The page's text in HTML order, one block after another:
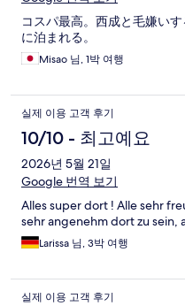
コスパ最高。西成と毛嫌い
に泊まれる。
Misao 님, 1박 여행
실제 이용 고객 후기
10/10 - 최고예요
2026년 5월 21일
Google 번역 보기
Alles super dort ! Alle sehr
sehr angenehm dort zu
Larissa 님, 3박 여행
실제 이용 고객 후기